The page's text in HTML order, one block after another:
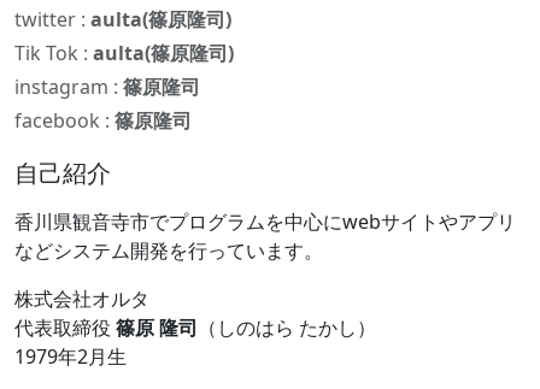
twitter : aulta(篠原隆司)
Tik Tok : aulta(篠原隆司)
instagram : 篠原隆司
facebook : 篠原隆司
自己紹介
香川県観音寺市でプログラムを中心にwebサイトやアプリ
などシステム開発を行っています。
株式会社オルタ
代表取締役 篠原 隆司 （しのはら たかし）
1979年2月生